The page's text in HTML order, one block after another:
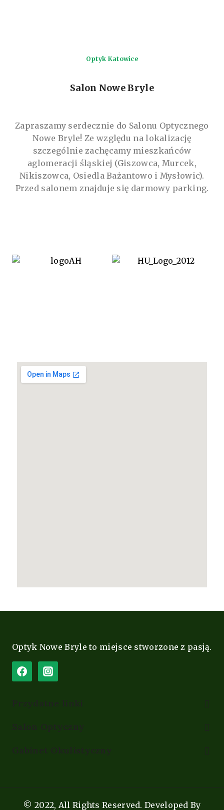
Optyk Katowice
Salon Nowe Bryle
Zapraszamy serdecznie do Salonu Optycznego
Nowe Bryle! Ze względu na lokalizację
szczególnie zachęcamy mieszkańców
aglomeracji śląskiej (Giszowca, Murcek,
Nikiszowca, Osiedla Bażantowo i Mysłowic).
Przed salonem znajduje się darmowy parking.
Optyk Nowe Bryle to miejsce stworzone z pasją.
© 2022, All Rights Reserved. Developed By